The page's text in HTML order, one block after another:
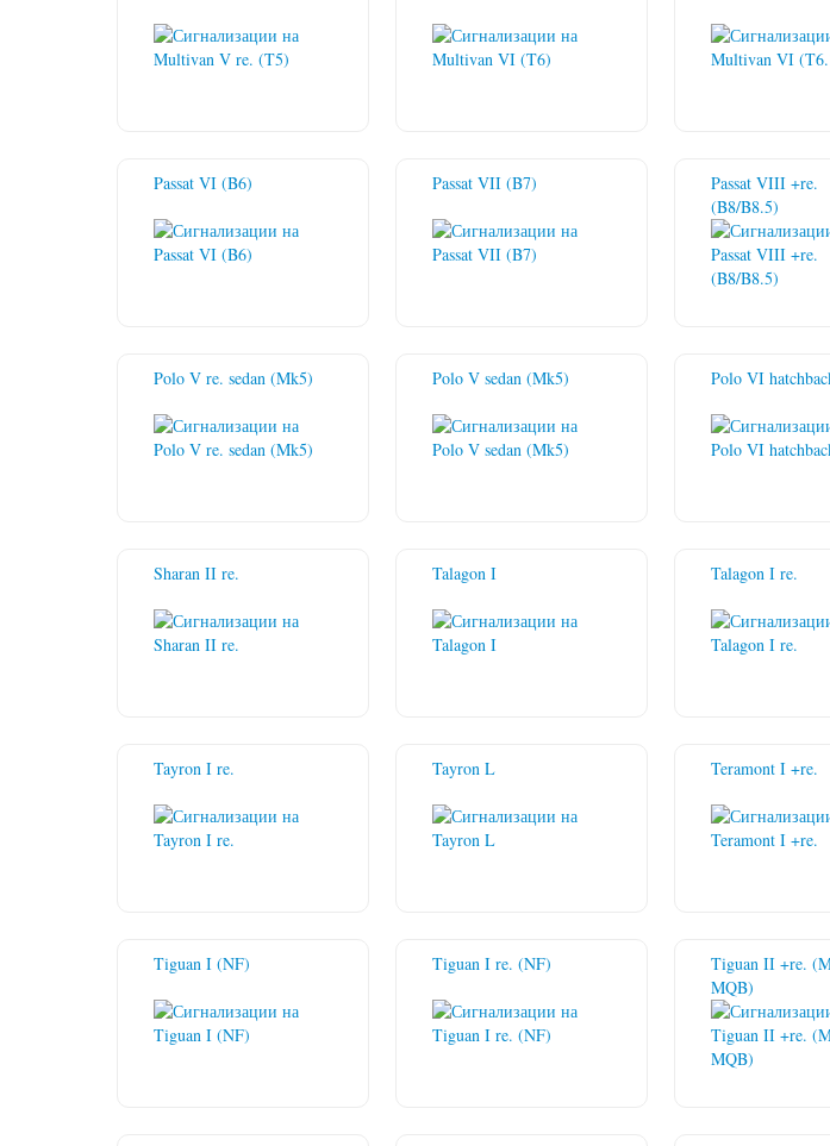
Passat VI (B6) Passat VII (B7)
Passat VIII +re.
(B8/B8.5)
Polo V re. sedan (Mk5) Polo V sedan (Mk5) Polo VI
Sharan II re. Talagon I Talagon I re.
Tayron I re. Tayron L Teramont I +re.
Tiguan I (NF) Tiguan I re. (NF)
Tiguan II +re.
MQB)